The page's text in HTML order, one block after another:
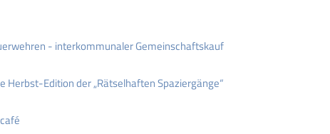
- interkommunaler Gemeinschaftskauf
Herbst-Edition der „Rätselhaften Spaziergänge“